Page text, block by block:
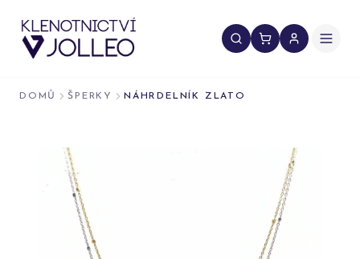
DOMŮ ŠPERKY NÁHRDELNÍK ZLATO